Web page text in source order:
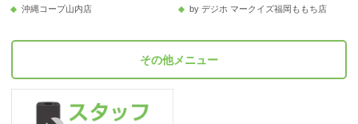
沖縄コープ山内店
by デジホ マークイズ福岡ももち店
その他メニュー